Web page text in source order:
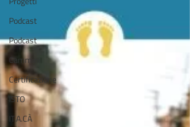
Podcast
Podcast
Cammini
Certificazione
ISTO
IT.A.CÀ